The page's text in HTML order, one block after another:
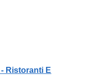
- Ristoranti E